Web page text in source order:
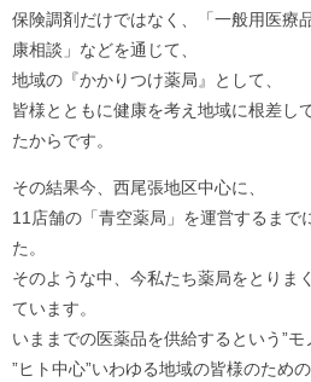
保険調剤だけではなく、「一般用医療
康相談」などを通じて、
地域の『かかりつけ薬局』として、
皆様とともに健康を考え地域に根差し
たからです。
その結果今、西尾張地区中心に、
11店舗の「青空薬局」を運営するまで
た。
そのような中、今私たち薬局をとりま
ています。
いままでの医薬品を供給するという”モ
”ヒト中心”いわゆる地域の皆様のため